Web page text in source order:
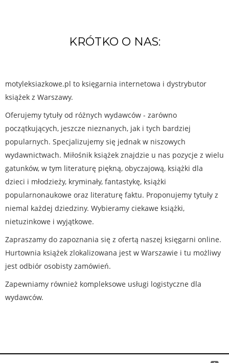
KRÓTKO O NAS:
motyleksiazkowe.pl to księgarnia internetowa i dystrybutor
książek z Warszawy.
Oferujemy tytuły od różnych wydawców - zarówno
początkujących, jeszcze nieznanych, jak i tych bardziej
popularnych. Specjalizujemy się jednak w niszowych
wydawnictwach. Miłośnik książek znajdzie u nas pozycje z wielu
gatunków, w tym literaturę piękną, obyczajową, książki dla
dzieci i młodzieży, kryminały, fantastykę, książki
popularnonaukowe oraz literaturę faktu. Proponujemy tytuły z
niemal każdej dziedziny. Wybieramy ciekawe książki,
nietuzinkowe i wyjątkowe.
Zapraszamy do zapoznania się z ofertą naszej księgarni online.
Hurtownia książek zlokalizowana jest w Warszawie i tu możliwy
jest odbiór osobisty zamówień.
Zapewniamy również kompleksowe usługi logistyczne dla
wydawców.